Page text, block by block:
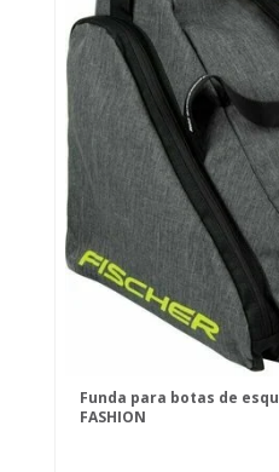
Funda para botas de
FASHION